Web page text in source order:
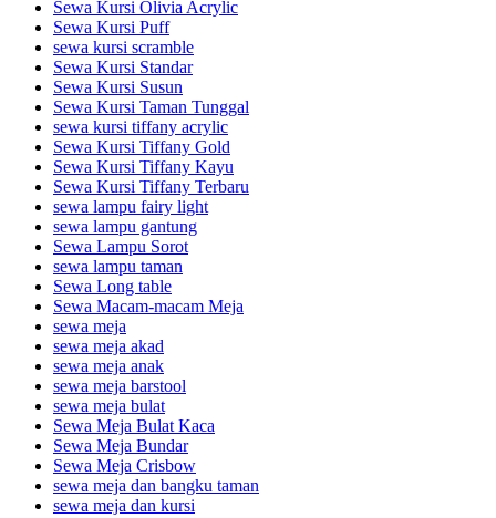
Sewa Kursi Olivia Acrylic
Sewa Kursi Puff
sewa kursi scramble
Sewa Kursi Standar
Sewa Kursi Susun
Sewa Kursi Taman Tunggal
sewa kursi tiffany acrylic
Sewa Kursi Tiffany Gold
Sewa Kursi Tiffany Kayu
Sewa Kursi Tiffany Terbaru
sewa lampu fairy light
sewa lampu gantung
Sewa Lampu Sorot
sewa lampu taman
Sewa Long table
Sewa Macam-macam Meja
sewa meja
sewa meja akad
sewa meja anak
sewa meja barstool
sewa meja bulat
Sewa Meja Bulat Kaca
Sewa Meja Bundar
Sewa Meja Crisbow
sewa meja dan bangku taman
sewa meja dan kursi